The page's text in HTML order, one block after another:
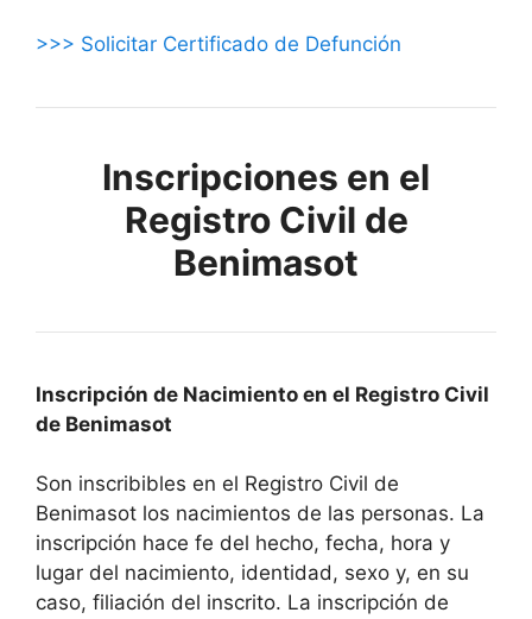
>>> Solicitar Certificado de Defunción
Inscripciones en el
Registro Civil de
Benimasot
Inscripción de Nacimiento en el Registro Civil
de Benimasot
Son inscribibles en el Registro Civil de
Benimasot los nacimientos de las personas. La
inscripción hace fe del hecho, fecha, hora y
lugar del nacimiento, identidad, sexo y, en su
caso, filiación del inscrito. La inscripción de